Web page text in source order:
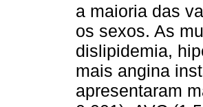
a maioria das
os sexos. As
dislipidemia,
mais angina
apresentaram